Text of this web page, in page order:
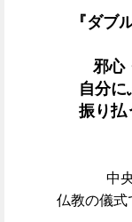
『ダブ
邪心
自分に
振り払
中
仏教の儀式